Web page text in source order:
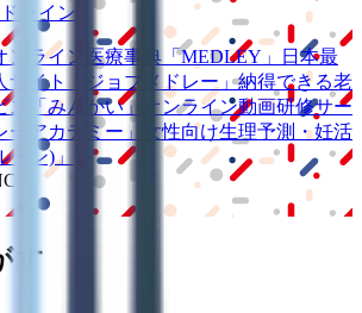
ライン
ンライン医療事典 「MEDLEY」
日本最
サイト 「ジョブメドレー」納得できる老
「みんかい」 オンライン動画研修サー
アカデミー」 女性向け生理予測・妊活
ーン)」
す